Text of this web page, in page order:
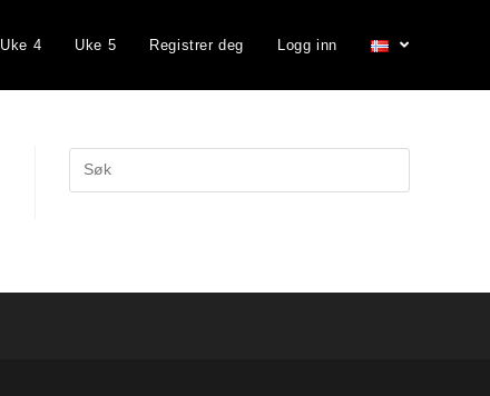
Uke 4 Uke 5 Registrer deg Logg inn